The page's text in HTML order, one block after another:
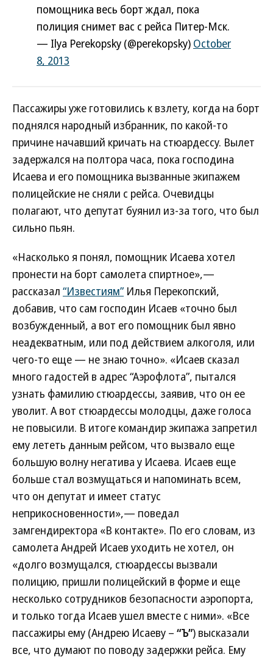
помощника весь борт ждал, пока
полиция снимет вас с рейса Питер-Мск.
— Ilya Perekopsky (@perekopsky) October
8, 2013
Пассажиры уже готовились к взлету, когда на борт
поднялся народный избранник, по какой-то
причине начавший кричать на стюардессу. Вылет
задержался на полтора часа, пока господина
Исаева и его помощника вызванные экипажем
полицейские не сняли с рейса. Очевидцы
полагают, что депутат буянил из-за того, что был
сильно пьян.
«Насколько я понял, помощник Исаева хотел
пронести на борт самолета спиртное»,—
рассказал “Известиям” Илья Перекопский,
добавив, что сам господин Исаев «точно был
возбужденный, а вот его помощник был явно
неадекватным, или под действием алкоголя, или
чего-то еще — не знаю точно». «Исаев сказал
много гадостей в адрес “Аэрофлота”, пытался
узнать фамилию стюардессы, заявив, что он ее
уволит. А вот стюардессы молодцы, даже голоса
не повысили. В итоге командир экипажа запретил
ему лететь данным рейсом, что вызвало еще
большую волну негатива у Исаева. Исаев еще
больше стал возмущаться и напоминать всем,
что он депутат и имеет статус
неприкосновенности»,— поведал
замгендиректора «В контакте». По его словам, из
самолета Андрей Исаев уходить не хотел, он
«долго возмущался, стюардессы вызвали
полицию, пришли полицейский в форме и еще
несколько сотрудников безопасности аэропорта,
и только тогда Исаев ушел вместе с ними». «Все
пассажиры ему (Андрею Исаеву – “Ъ”) высказали
все, что думают по поводу задержки рейса. Ему